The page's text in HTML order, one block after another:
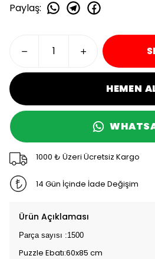
Paylaş:
HEMEN
1000 ₺ Üzeri Ücretsiz Kargo
14 Gün İçinde İade Değişim
Ürün Açıklaması
Parça sayısı :1500
Puzzle Ebatı:60x85 cm